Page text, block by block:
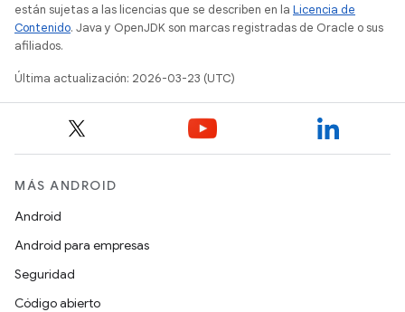
están sujetas a las licencias que se describen en la Licencia de
Contenido. Java y OpenJDK son marcas registradas de Oracle o sus
afiliados.
Última actualización: 2026-03-23 (UTC)
MÁS ANDROID
Android
Android para empresas
Seguridad
Código abierto